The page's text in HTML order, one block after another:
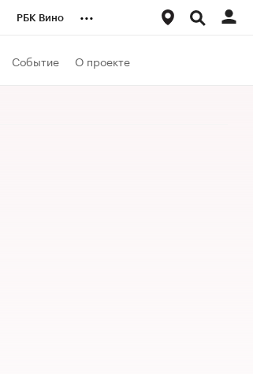
РБК Вино ...
Событие О проекте